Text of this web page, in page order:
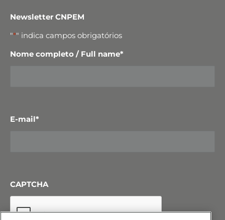
Newsletter CNPEM
"*" indica campos obrigatórios
Nome completo / Full name*
E-mail*
CAPTCHA